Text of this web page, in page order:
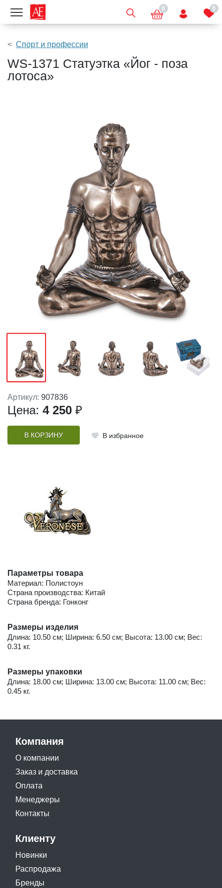
Показать меню 0 0
Спорт и профессии
WS-1371 Статуэтка «Йог - поза
лотоса»
Артикул: 907836
Цена: 4 250 ₽
В КОРЗИНУ В избранное
Параметры товара
Материал: Полистоун
Страна производства: Китай
Страна бренда: Гонконг
Размеры изделия
Длина: 10.50 см; Ширина: 6.50 см; Высота: 13.00 см; Вес:
0.31 кг.
Размеры упаковки
Длина: 18.00 см; Ширина: 13.00 см; Высота: 11.00 см; Вес:
0.45 кг.
Компания
О компании
Заказ и доставка
Оплата
Менеджеры
Контакты
Клиенту
Новинки
Распродажа
Бренды